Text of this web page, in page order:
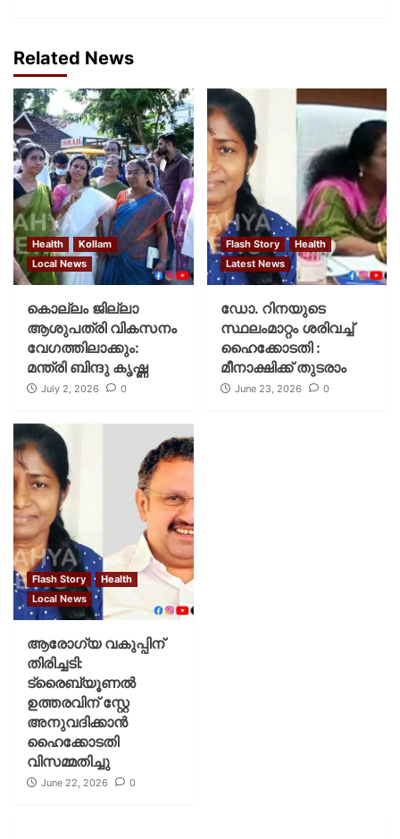
Related News
Health
Kollam
Local News
കൊല്ലം ജില്ലാ
ആശുപത്രി വികസനം
വേഗത്തിലാക്കും:
മന്ത്രി ബിന്ദു കൃഷ്ണ
July 2, 2026 0
Flash Story
Health
Latest News
ഡോ. റിനയുടെ
സ്ഥലംമാറ്റം ശരിവച്ച്
ഹൈക്കോടതി :
മീനാക്ഷിക്ക് തുടരാം
June 23, 2026 0
Flash Story
Health
Local News
ആരോഗ്യ വകുപ്പിന്
തിരിച്ചടി:
ട്രൈബ്യൂണൽ
ഉത്തരവിന് സ്റ്റേ
അനുവദിക്കാൻ
ഹൈക്കോടതി
വിസമ്മതിച്ചു
June 22, 2026 0